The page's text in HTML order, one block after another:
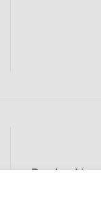
Bendraukime